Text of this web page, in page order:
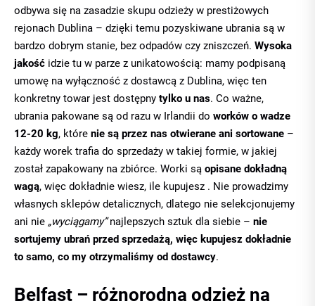
odbywa się na zasadzie skupu odzieży w prestiżowych
rejonach Dublina – dzięki temu pozyskiwane ubrania są w
bardzo dobrym stanie, bez odpadów czy zniszczeń. Wysoka
jakość idzie tu w parze z unikatowością: mamy podpisaną
umowę na wyłączność z dostawcą z Dublina, więc ten
konkretny towar jest dostępny tylko u nas. Co ważne,
ubrania pakowane są od razu w Irlandii do worków o wadze
12-20 kg, które nie są przez nas otwierane ani sortowane –
każdy worek trafia do sprzedaży w takiej formie, w jakiej
został zapakowany na zbiórce. Worki są opisane dokładną
wagą, więc dokładnie wiesz, ile kupujesz . Nie prowadzimy
własnych sklepów detalicznych, dlatego nie selekcjonujemy
ani nie „wyciągamy”najlepszych sztuk dla siebie – nie
sortujemy ubrań przed sprzedażą, więc kupujesz dokładnie
to samo, co my otrzymaliśmy od dostawcy.
Belfast – różnorodna odzież na